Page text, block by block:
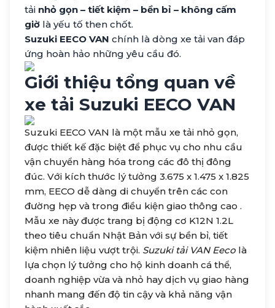
tải nhỏ gọn – tiết kiệm – bền bỉ – không cấm
giờ là yếu tố then chốt.
Suzuki EECO VAN chính là dòng xe tải van đáp
ứng hoàn hảo những yêu cầu đó.
Giới thiệu tổng quan về
xe tải Suzuki EECO VAN
Suzuki EECO VAN là một mẫu xe tải nhỏ gọn,
được thiết kế đặc biệt để phục vụ cho nhu cầu
vận chuyển hàng hóa trong các đô thị đông
đúc. Với kích thước lý tưởng 3.675 x 1.475 x 1.825
mm, EECO dễ dàng di chuyển trên các con
đường hẹp và trong điều kiện giao thông cao .
Mẫu xe này được trang bị động cơ K12N 1.2L
theo tiêu chuẩn Nhật Bản với sự bền bỉ, tiết
kiệm nhiên liệu vượt trội. Suzuki tải VAN Eeco là
lựa chọn lý tưởng cho hộ kinh doanh cá thể,
doanh nghiệp vừa và nhỏ hay dịch vụ giao hàng
nhanh mang đến độ tin cậy và khả năng vận